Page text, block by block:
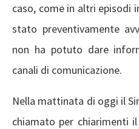
caso, come in altri episodi
stato preventivamente
non ha potuto dare
canali di comunicazione.
Nella mattinata di oggi il
chiamato per chiarimenti